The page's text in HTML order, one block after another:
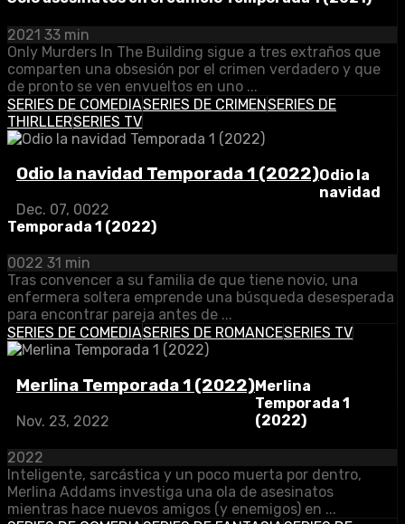
2021 33 min
Only Murders In The Building sigue a tres extraños que
comparten una obsesión por el crimen verdadero y que
de pronto se ven envueltos en uno ...
SERIES DE COMEDIASERIES DE CRIMENSERIES DE
THIRLLERSERIES TV
Odio la navidad Temporada 1 (2022)
Dec. 07, 0022
Odio la
navidad
Temporada 1 (2022)
0022 31 min
Tras convencer a su familia de que tiene novio, una
enfermera soltera emprende una búsqueda desesperada
para encontrar pareja antes de ...
SERIES DE COMEDIASERIES DE ROMANCESERIES TV
Merlina Temporada 1 (2022)
Nov. 23, 2022
Merlina
Temporada 1
(2022)
2022
Inteligente, sarcástica y un poco muerta por dentro,
Merlina Addams investiga una ola de asesinatos
mientras hace nuevos amigos (y enemigos) en ...